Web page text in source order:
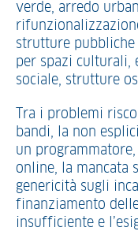
verde, arredo
strutture
per spazi culturali,
sociale, strutture
Tra i problemi
bandi, la non
un programmatore,
online, la mancata
genericità sugli
finanziamento
insufficiente e